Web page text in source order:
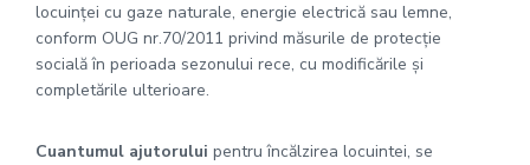
locuinţei cu gaze naturale, energie electrică sau lemne,
conform OUG nr.70/2011 privind măsurile de protecţie
socială în perioada sezonului rece, cu modificările şi
completările ulterioare.
Cuantumul ajutorului pentru încălzirea locuintei, se